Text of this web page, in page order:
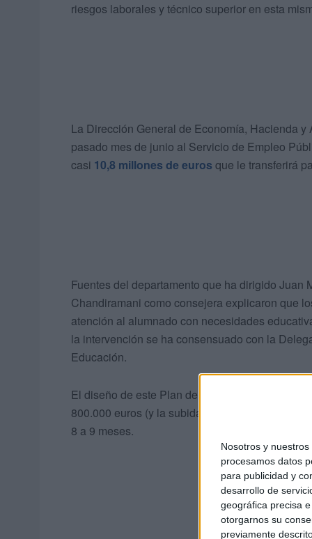
Nosotros y nuestros
procesamos datos
para publicidad y
desarrollo de
geográfica precisa
otorgarnos su
previamente
riesgos laborales y técnico superior en esta
La Dirección General de Economía, Hacienda
pasado mes de junio al Servicio de Empleo
casi 10,8 millones de euros que le transferirá
Fuentes del departamento que ha dirigido
Chandiramani como consejera explicaron que
atención al alumnado con necesidades
la intervención se ha consensuado con la
Educación.
El diseño de este Plan de Empleo tuvo que
800.000 euros (y la subida salarial anual) y el
8 a 9 meses.